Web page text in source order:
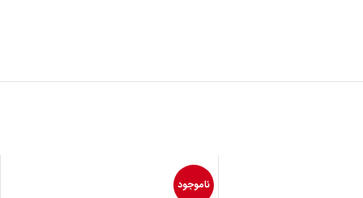
ناموجود